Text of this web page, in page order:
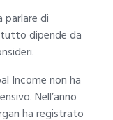
parlare di
dipende da
Income non ha
Nell’anno
ha registrato